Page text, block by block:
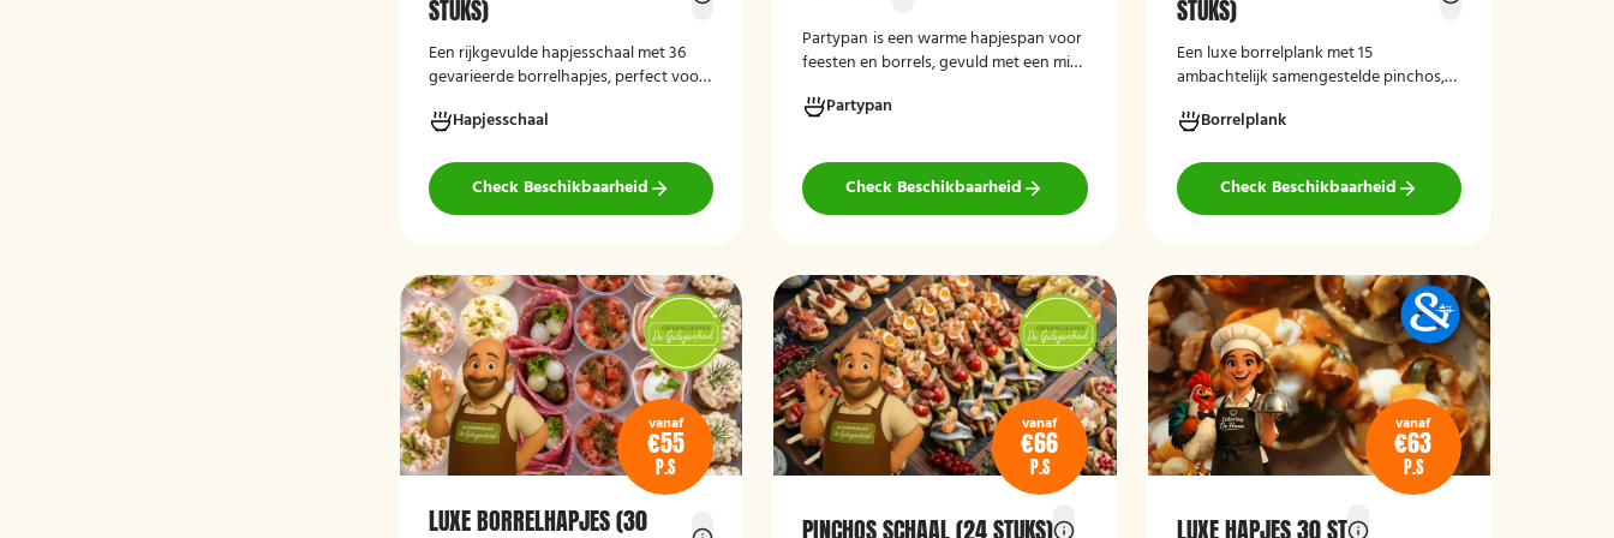
STUKS)
Een rijkgevulde hapjesschaal met 36
gevarieerde borrelhapjes, perfect voor
direct serveerklaar en geschikt voor
Hapjesschaal
Check Beschikbaarheid
Partypan is een warme hapjespan voor
feesten en borrels, gevuld met een mix
kipborrelsticks, gehaktballetjes en
en-klaar geleverd en hoeft alleen nog
verwarmd te worden, waardoor het
een eenvoudige en praktische
bijeenkomsten.
Partypan
Check Beschikbaarheid
STUKS)
Een luxe borrelplank met 15
ambachtelijk samengestelde pinchos,
aanvulling op iedere borrel of
Borrelplank
Check Beschikbaarheid
vanaf
€55
P.S
LUXE BORRELHAPJES (30
vanaf
€66
P.S
PINCHOS SCHAAL (24 STUKS)
vanaf
€63
P.S
LUXE HAPJES 30 ST